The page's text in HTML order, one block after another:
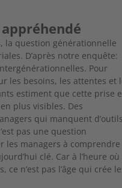
la questiongénérationnelle
D’après notre enquête:
Pour
les besoins, les attentes et
estiment que cette prise
plus visibles. Des
qui manquent d’outils
pas une question
les managers à comprendre
clé. Car à l’heure où
n’est pas l’âge qui crée